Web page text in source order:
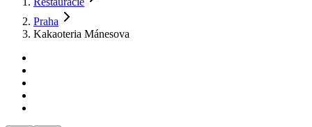
Praha
Kakaoteria Mánesova